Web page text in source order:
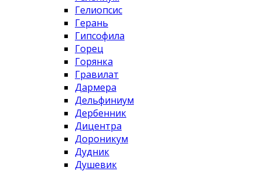
Гелиопсис
Герань
Гипсофила
Горец
Горянка
Гравилат
Дармера
Дельфиниум
Дербенник
Дицентра
Дороникум
Дудник
Душевик